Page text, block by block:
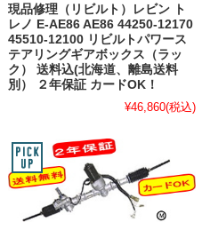
現品修理（リビルト）レビン ト
レノ E-AE86 AE86 44250-12170
45510-12100 リビルトパワース
テアリングギアボックス（ラッ
ク） 送料込(北海道、離島送料
別） ２年保証 カードOK！
¥46,860(税込)